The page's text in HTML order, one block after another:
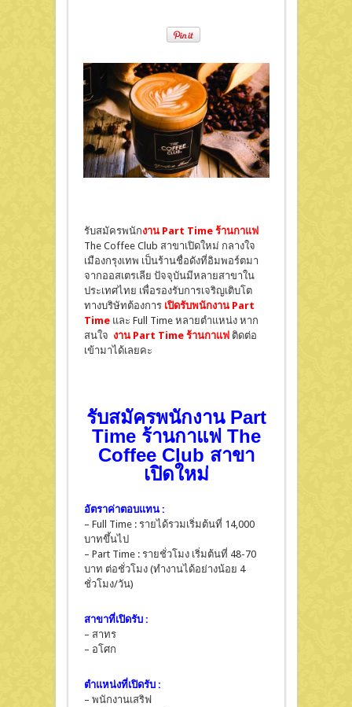
รับสมัครพนักงาน Part Time ร้านกาแฟ
The Coffee Club สาขาเปิดใหม่ กลางใจ
เมืองกรุงเทพ เป็นร้านชื่อดังที่อิมพอร์ตมา
จากออสเตรเลีย ปัจจุบันมีหลายสาขาใน
ประเทศไทย เพื่อรองรับการเจริญเติบโต
ทางบริษัทต้องการ เปิดรับพนักงาน Part
Time และ Full Time หลายตำแหน่ง หาก
สนใจ งาน Part Time ร้านกาแฟ ติดต่อ
เข้ามาได้เลยคะ
รับสมัครพนักงาน Part
Time ร้านกาแฟ The
Coffee Club สาขา
เปิดใหม่
อัตราค่าตอบแทน :
– Full Time : รายได้รวมเริ่มต้นที่ 14,000
บาทขึ้นไป
– Part Time : รายชั่วโมง เริ่มต้นที่ 48-70
บาท ต่อชั่วโมง (ทำงานได้อย่างน้อย 4
ชั่วโมง/วัน)
สาขาที่เปิดรับ :
– สาทร
– อโศก
ตำแหน่งที่เปิดรับ :
– พนักงานเสริฟ